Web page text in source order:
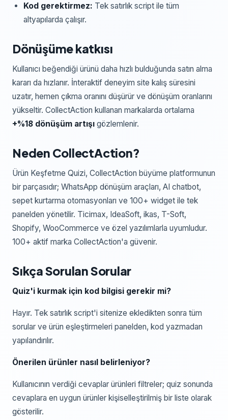
Kod gerektirmez: Tek satırlık script ile tüm
altyapılarda çalışır.
Dönüşüme katkısı
Kullanıcı beğendiği ürünü daha hızlı bulduğunda satın alma
kararı da hızlanır. İnteraktif deneyim site kalış süresini
uzatır, hemen çıkma oranını düşürür ve dönüşüm oranlarını
yükseltir. CollectAction kullanan markalarda ortalama
+%18 dönüşüm artışı gözlemlenir.
Neden CollectAction?
Ürün Keşfetme Quizi, CollectAction büyüme platformunun
bir parçasıdır; WhatsApp dönüşüm araçları, AI chatbot,
sepet kurtarma otomasyonları ve 100+ widget ile tek
panelden yönetilir. Ticimax, IdeaSoft, ikas, T-Soft,
Shopify, WooCommerce ve özel yazılımlarla uyumludur.
100+ aktif marka CollectAction'a güvenir.
Sıkça Sorulan Sorular
Quiz'i kurmak için kod bilgisi gerekir mi?
Hayır. Tek satırlık script'i sitenize ekledikten sonra tüm
sorular ve ürün eşleştirmeleri panelden, kod yazmadan
yapılandırılır.
Önerilen ürünler nasıl belirleniyor?
Kullanıcının verdiği cevaplar ürünleri filtreler; quiz sonunda
cevaplara en uygun ürünler kişiselleştirilmiş bir liste olarak
gösterilir.